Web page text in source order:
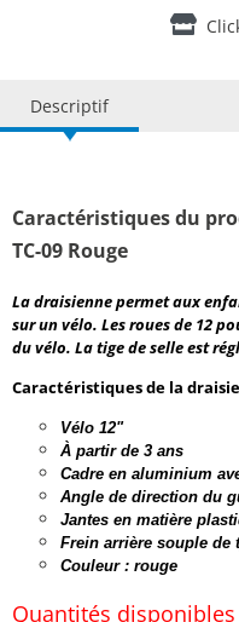
Descriptif
Caractéristiques du
TC-09 Rouge
La draisienne permet aux
sur un vélo. Les roues de 12
du vélo. La tige de selle est
Caractéristiques de la
Vélo 12"
À partir de 3 ans
Cadre en aluminium
Angle de direction du
Jantes en matière
Frein arrière souple de
Couleur : rouge
Quantités disponibles